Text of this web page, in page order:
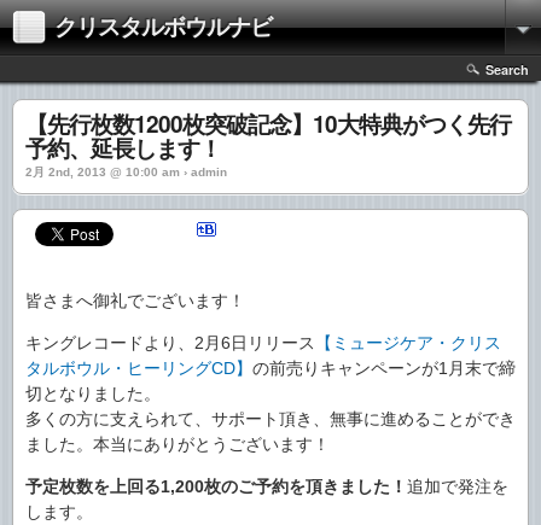
クリスタルボウルナビ
Search
【先行枚数1200枚突破記念】10大特典がつく先行
予約、延長します！
2月 2nd, 2013 @ 10:00 am › admin
皆さまへ御礼でございます！
キングレコードより、2月6日リリース
【ミュージケア・クリス
タルボウル・ヒーリングCD】 の前売りキャンペーンが1月末で締
切となりました。
多くの方に支えられて、サポート頂き、無事に進めることができ
ました。本当にありがとうございます！
予定枚数を上回る1,200枚のご予約を頂きました！ 追加で発注を
します。